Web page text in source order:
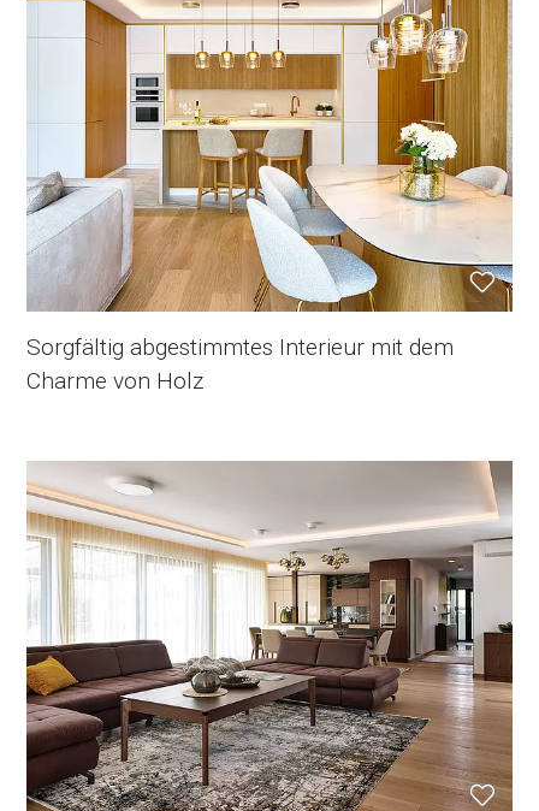
Sorgfältig abgestimmtes Interieur mit dem
Charme von Holz